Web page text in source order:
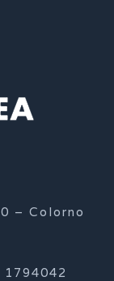
– Colorno